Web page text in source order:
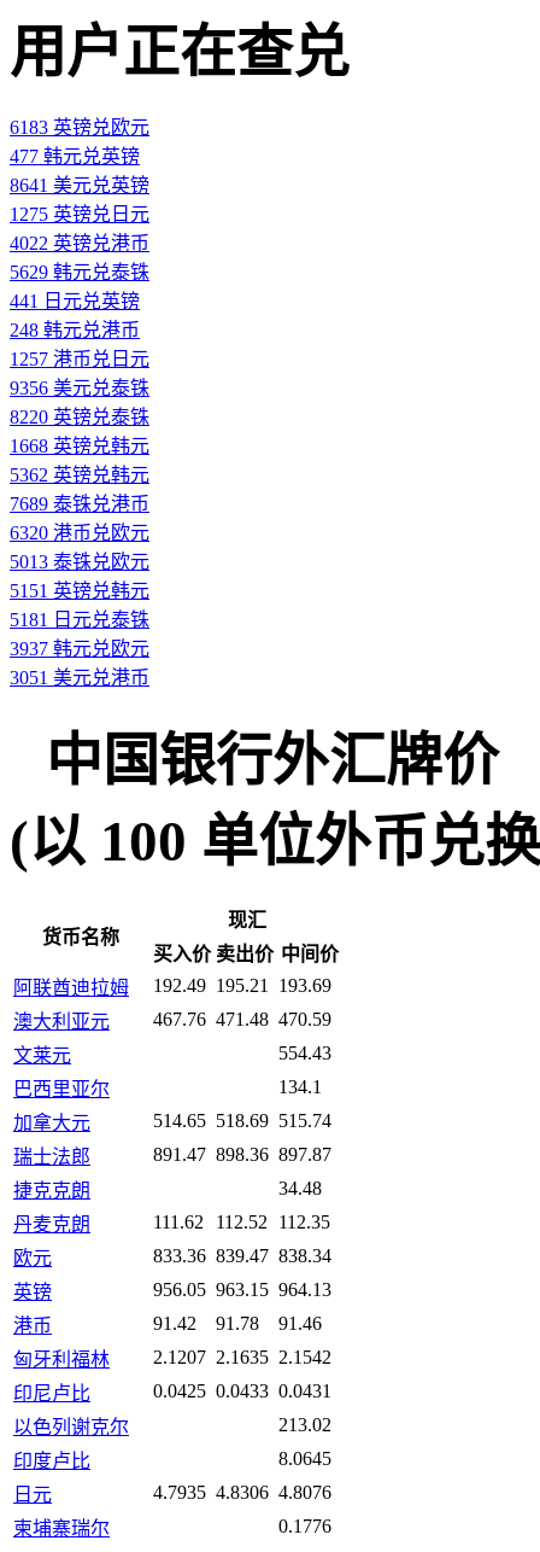
用户正在查兑
6183 英镑兑欧元
477 韩元兑英镑
8641 美元兑英镑
1275 英镑兑日元
4022 英镑兑港币
5629 韩元兑泰铢
441 日元兑英镑
248 韩元兑港币
1257 港币兑日元
9356 美元兑泰铢
8220 英镑兑泰铢
1668 英镑兑韩元
5362 英镑兑韩元
7689 泰铢兑港币
6320 港币兑欧元
5013 泰铢兑欧元
5151 英镑兑韩元
5181 日元兑泰铢
3937 韩元兑欧元
3051 美元兑港币
中国银行外汇牌价
(以 100 单位外币兑
货币名称
现汇
买入价 卖出价 中间价
阿联酋迪拉姆
192.49 195.21
193.69
澳大利亚元
467.76 471.48 470.59
文莱元
554.43
巴西里亚尔
134.1
加拿大元
514.65 518.69 515.74
瑞士法郎
891.47 898.36 897.87
捷克克朗
34.48
丹麦克朗
111.62 112.52
112.35
欧元
833.36 839.47 838.34
英镑
956.05 963.15 964.13
港币
91.42 91.78
91.46
匈牙利福林
2.1207 2.1635 2.1542
印尼卢比
0.0425 0.0433 0.0431
以色列谢克尔
213.02
印度卢比
8.0645
日元
4.7935 4.8306 4.8076
柬埔寨瑞尔
0.1776